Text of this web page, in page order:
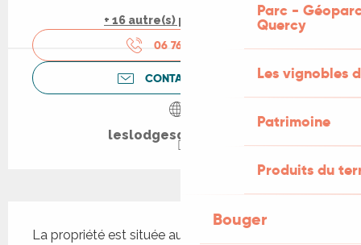
Parc -
Quercy
Les vignobles
Patrimoine
Produits du
Bouger
+ 16 autre(s) prestation(s)
06 76 30 18
CONTACTEZ-NOUS
leslodgesdupoujol.fr
La propriété est située au bout d'un petit hameau